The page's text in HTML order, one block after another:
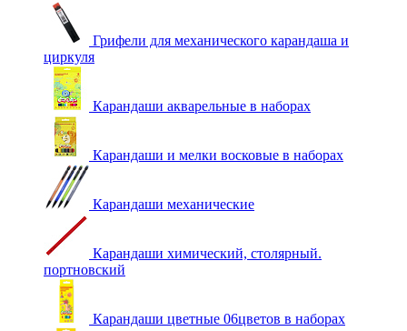
Грифели для механического карандаша и
циркуля
Карандаши акварельные в наборах
Карандаши и мелки восковые в наборах
Карандаши механические
Карандаши химический, столярный.
портновский
Карандаши цветные 06цветов в наборах